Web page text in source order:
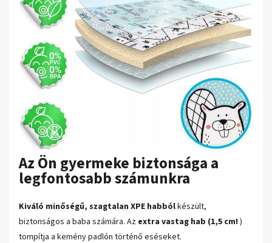
Az Ön gyermeke biztonsága a
legfontosabb számunkra
Kiváló minőségű, szagtalan XPE habbólkészült,
biztonságos a baba számára. Az extra vastag hab (1,5 cm! )
tompítja a kemény padlón történő eséseket.